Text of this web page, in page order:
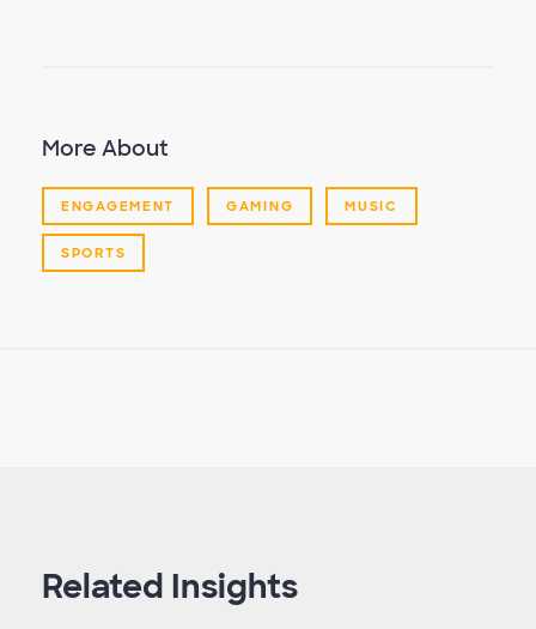
More About
ENGAGEMENT GAMING MUSIC
SPORTS
Related Insights